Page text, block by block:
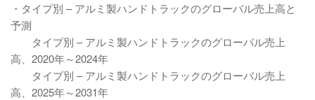
・タイプ別 – アルミ製ハンドトラックのグローバル売上高と
予測
タイプ別 – アルミ製ハンドトラックのグローバル売上
高、2020年～2024年
タイプ別 – アルミ製ハンドトラックのグローバル売上
高、2025年～2031年